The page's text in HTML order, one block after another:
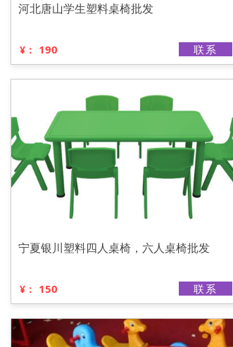
河北唐山学生塑料桌椅批发
¥： 190 联系
宁夏银川塑料四人桌椅，六人桌椅批发
¥： 150 联系